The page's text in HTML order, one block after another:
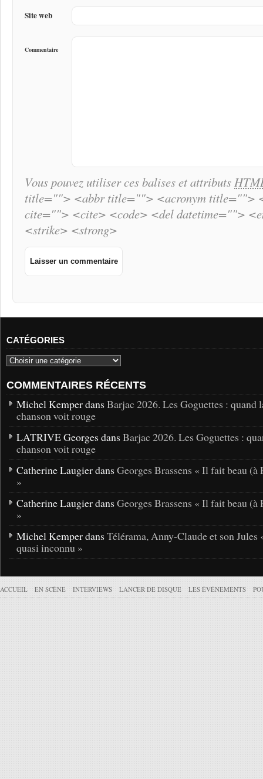
Site web
Commentaire
Vous pouvez utiliser ces balises et attributs
title=""> <abbr title=""> <acronym title="">
cite=""> <cite> <code> <del datetime="">
<strike> <strong>
CATÉGORIES
COMMENTAIRES RÉCENTS
Michel Kemper dans Barjac 2026. Les Goguettes : quand
chanson voit rouge
LATRIVE Georges dans Barjac 2026. Les Goguettes :
chanson voit rouge
Catherine Laugier dans Georges Brassens « Il fait beau (à
»
Catherine Laugier dans Georges Brassens « Il fait beau (à
»
Michel Kemper dans Télérama, Anny-Claude et son Jules
quasi inconnu »
ACCUEIL EN SCÈNE INTERVIEWS LANCER DE DISQUE LES ÉVÉNEMENTS